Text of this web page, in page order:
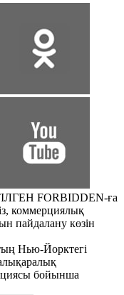
FORBIDDEN-ға
коммерциялық
пайдалану көзін
Нью-Йорктегі
бойынша